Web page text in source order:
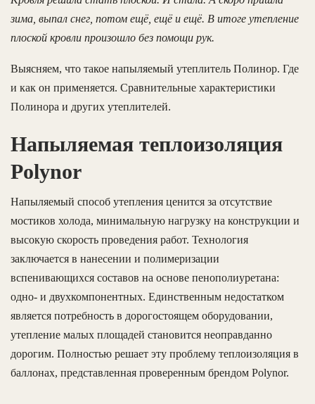
зима, выпал снег, потом ещё, ещё и ещё. В итоге утепление
плоской кровли произошло без помощи рук.
Выясняем, что такое напыляемый утеплитель Полинор. Где
и как он применяется. Сравнительные характеристики
Полинора и других утеплителей.
Напыляемая теплоизоляция
Polynor
Напыляемый способ утепления ценится за отсутствие
мостиков холода, минимальную нагрузку на конструкции и
высокую скорость проведения работ. Технология
заключается в нанесении и полимеризации
вспенивающихся составов на основе пенополиуретана:
одно- и двухкомпонентных. Единственным недостатком
является потребность в дорогостоящем оборудовании,
утепление малых площадей становится неоправданно
дорогим. Полностью решает эту проблему теплоизоляция в
баллонах, представленная проверенным брендом Polynor.